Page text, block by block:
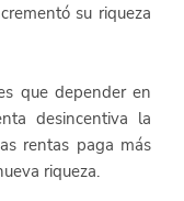
su riqueza
que depender en
desincentiva la
rentas paga más
riqueza.